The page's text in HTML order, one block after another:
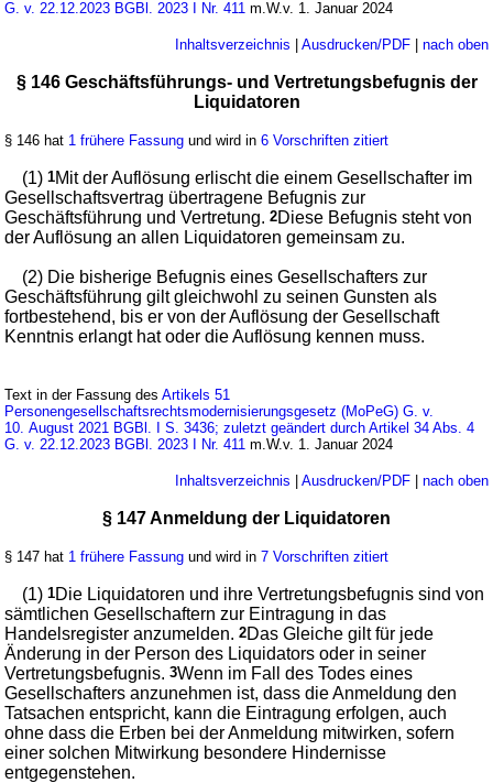
G. v. 22.12.2023 BGBl. 2023 I Nr. 411 m.W.v. 1. Januar 2024
Inhaltsverzeichnis | Ausdrucken/PDF| nach oben
§ 146 Geschäftsführungs- und Vertretungsbefugnis der
Liquidatoren
§ 146 hat 1 frühere Fassung und wird in6 Vorschriften zitiert
(1)1Mit der Auflösung erlischt die einem Gesellschafter im
Gesellschaftsvertrag übertragene Befugnis zur
Geschäftsführung und Vertretung.2Diese Befugnis steht von
der Auflösung an allen Liquidatoren gemeinsam zu.
(2) Die bisherige Befugnis eines Gesellschafters zur
Geschäftsführung gilt gleichwohl zu seinen Gunsten als
fortbestehend, bis er von der Auflösung der Gesellschaft
Kenntnis erlangt hat oder die Auflösung kennen muss.
Text in der Fassung desArtikels 51
Personengesellschaftsrechtsmodernisierungsgesetz (MoPeG) G. v.
10. August 2021 BGBl. I S. 3436; zuletzt geändert durch Artikel 34 Abs. 4
G. v. 22.12.2023 BGBl. 2023 I Nr. 411 m.W.v. 1. Januar 2024
Inhaltsverzeichnis | Ausdrucken/PDF| nach oben
§ 147 Anmeldung der Liquidatoren
§ 147 hat 1 frühere Fassung und wird in7 Vorschriften zitiert
(1)1Die Liquidatoren und ihre Vertretungsbefugnis sind von
sämtlichen Gesellschaftern zur Eintragung in das
Handelsregister anzumelden.2Das Gleiche gilt für jede
Änderung in der Person des Liquidators oder in seiner
Vertretungsbefugnis.3Wenn im Fall des Todes eines
Gesellschafters anzunehmen ist, dass die Anmeldung den
Tatsachen entspricht, kann die Eintragung erfolgen, auch
ohne dass die Erben bei der Anmeldung mitwirken, sofern
einer solchen Mitwirkung besondere Hindernisse
entgegenstehen.